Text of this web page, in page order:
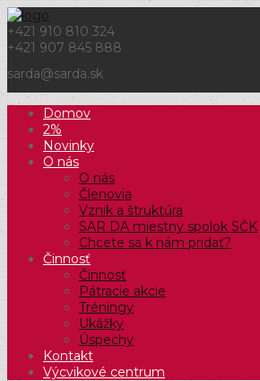
+421 910 810 324
+421 907 845 888
sarda@sarda.sk
Domov
2%
Novinky
O nás
O nás
Členovia
Vznik a štruktúra
SAR DA miestny spolok SČK
Chcete sa k nám pridať?
Činnosť
Činnosť
Pátracie akcie
Tréningy
Ukážky
Úspechy
Kontakt
Výcvikové centrum